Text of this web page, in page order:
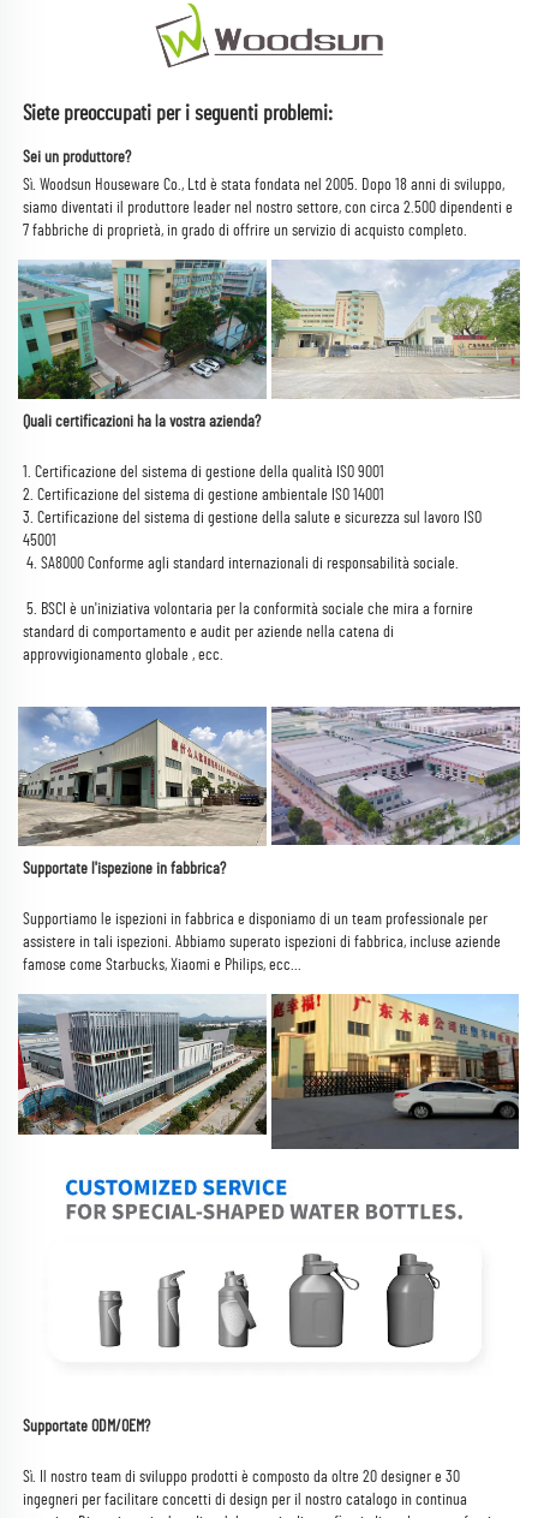
Siete preoccupati per i seguenti problemi:
Sei un produttore?
Sì. Woodsun Houseware Co., Ltd è stata fondata nel 2005. Dopo 18 anni di sviluppo,
siamo diventati il produttore leader nel nostro settore, con circa 2.500 dipendenti e
7 fabbriche di proprietà, in grado di offrire un servizio di acquisto completo.
Quali certificazioni ha la vostra azienda?
1. Certificazione del sistema di gestione della qualità ISO 9001
2. Certificazione del sistema di gestione ambientale ISO 14001
3. Certificazione del sistema di gestione della salute e sicurezza sul lavoro ISO
45001
4. SA8000 Conforme agli standard internazionali di responsabilità sociale.
5. BSCI è un'iniziativa volontaria per la conformità sociale che mira a fornire
standard di comportamento e audit per aziende nella catena di
approvvigionamento globale , ecc.
Supportate l'ispezione in fabbrica?
Supportiamo le ispezioni in fabbrica e disponiamo di un team professionale per
assistere in tali ispezioni. Abbiamo superato ispezioni di fabbrica, incluse aziende
famose come Starbucks, Xiaomi e Philips, ecc...
Supportate ODM/OEM?
Sì. Il nostro team di sviluppo prodotti è composto da oltre 20 designer e 30
ingegneri per facilitare concetti di design per il nostro catalogo in continua